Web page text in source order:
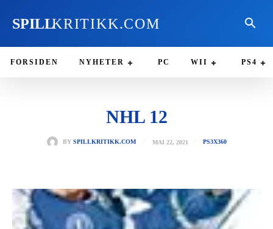
SPILLKRITIKK.COM
FORSIDEN NYHETER PC WII PS4
NHL 12
BY SPILLKRITIKK.COM MAI 22, 2021 PS3X360